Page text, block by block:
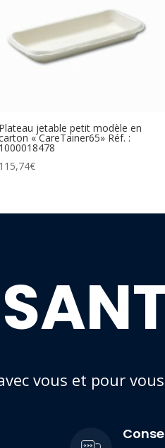
Plateau jetable petit modèle en
« CareTainer65» Réf. :
1000018478
115,74€
vous et pour